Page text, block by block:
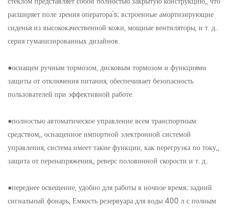
расширяет поле зрения оператора's; встроенные амортизирующие
сиденья из высококачественной кожи, мощные вентиляторы, и т. д..
серия гуманизированных дизайнов.
●оснащен ручным тормозом, дисковым тормозом и функциями
защиты от отключения питания, обеспечивает безопасность
пользователей при эффективной работе.
●полностью автоматическое управление всем транспортным
средством,, оснащенное импортной электронной системой
управления, система имеет такие функции, как перегрузка по току,,
защита от перенапряжения,, реверс половинной скорости и т. д..
●переднее освещение, удобно для работы в ночное время; задний
сигнальный фонарь, Емкость резервуара для воды 400 л с полным